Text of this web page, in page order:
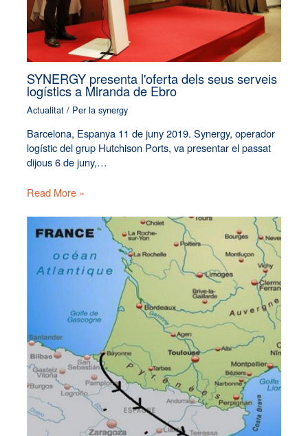
SYNERGY presenta l'oferta dels seus serveis
logístics a Miranda de Ebro
Actualitat / Per la synergy
Barcelona, Espanya 11 de juny 2019. Synergy, operador
logístic del grup Hutchison Ports, va presentar el passat
dijous 6 de juny,…
Read More »